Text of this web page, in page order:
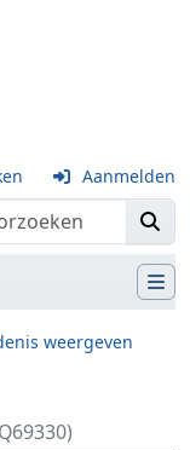
Aanmelden
weergeven